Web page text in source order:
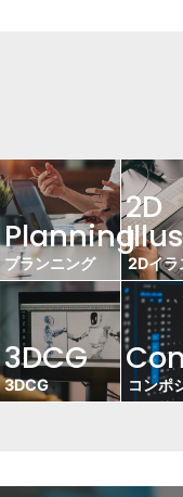
Planning
プランニング
2D
2Dイラ
3DCG
3DCG コンポ